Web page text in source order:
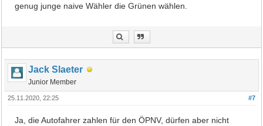
genug junge naive Wähler die Grünen wählen.
Jack Slaeter
Junior Member
#7
25.11.2020, 22:25
Ja, die Autofahrer zahlen für den ÖPNV, dürfen aber nicht